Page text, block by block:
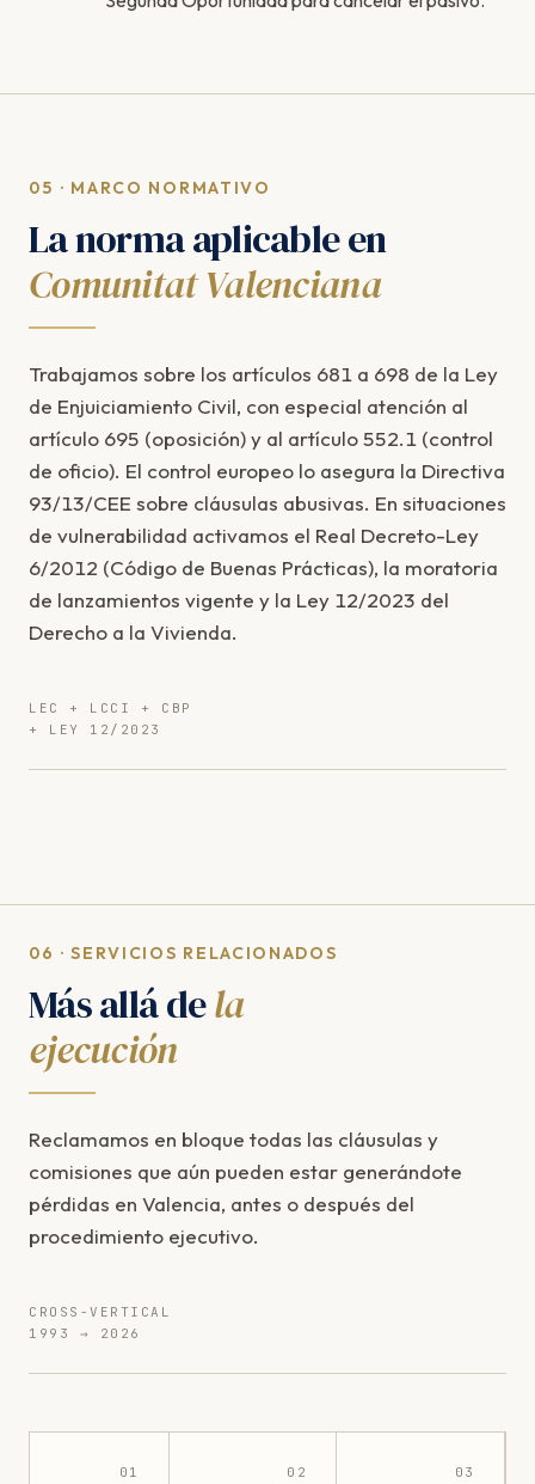
05 · MARCO NORMATIVO
La norma aplicable en
Comunitat Valenciana
Trabajamos sobre los artículos 681 a 698 de la Ley
de Enjuiciamiento Civil, con especial atención al
artículo 695 (oposición) y al artículo 552.1 (control
de oficio). El control europeo lo asegura la Directiva
93/13/CEE sobre cláusulas abusivas. En situaciones
de vulnerabilidad activamos el Real Decreto-Ley
6/2012 (Código de Buenas Prácticas), la moratoria
de lanzamientos vigente y la Ley 12/2023 del
Derecho a la Vivienda.
LEC + LCCI + CBP
+ LEY 12/2023
06 · SERVICIOS RELACIONADOS
Más allá dela
ejecución
Reclamamos en bloque todas las cláusulas y
comisiones que aún pueden estar generándote
pérdidas en Valencia, antes o después del
procedimiento ejecutivo.
CROSS-VERTICAL
1993 → 2026
01 02 03